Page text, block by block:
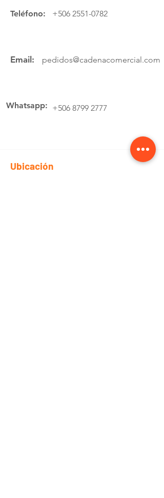
Teléfono: +506 2551-0782
Email: pedidos@cadenacomercial.com
Whatsapp: +506 8799 2777
Ubicación